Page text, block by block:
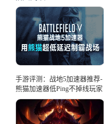
手游评测：战地5加速器推荐-
熊猫加速器低Ping不掉线玩家
首选